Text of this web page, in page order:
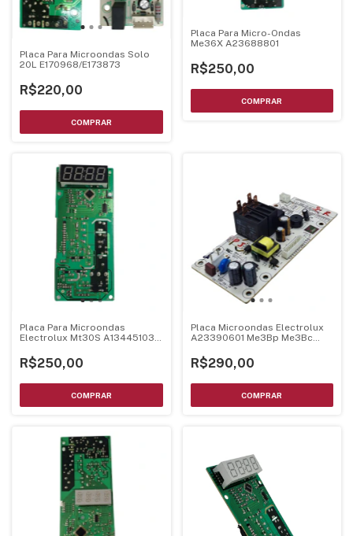
Placa Para Microondas Solo
20L E170968/E173873
R$220,00
Placa Para Micro-Ondas
Me36X A23688801
R$250,00
Placa Para Microondas
Electrolux Mt30S A13445103
R$250,00
Placa Microondas Electrolux
A23390601 Me3Bp Me3Bc
R$290,00